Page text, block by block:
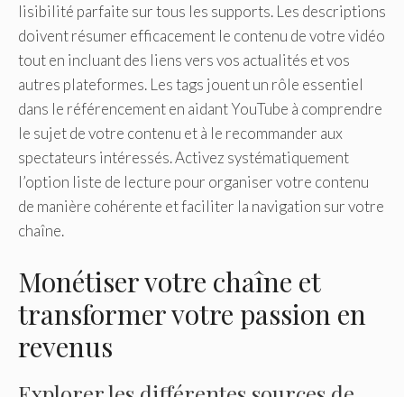
lisibilité parfaite sur tous les supports. Les descriptions
doivent résumer efficacement le contenu de votre vidéo
tout en incluant des liens vers vos actualités et vos
autres plateformes. Les tags jouent un rôle essentiel
dans le référencement en aidant YouTube à comprendre
le sujet de votre contenu et à le recommander aux
spectateurs intéressés. Activez systématiquement
l’option liste de lecture pour organiser votre contenu
de manière cohérente et faciliter la navigation sur votre
chaîne.
Monétiser votre chaîne et
transformer votre passion en
revenus